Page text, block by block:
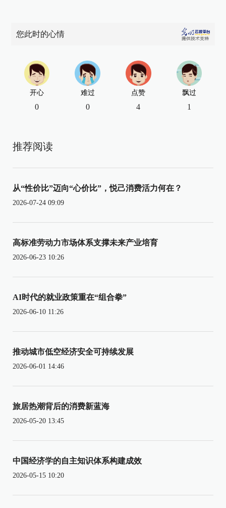
您此时的心情
开心
0
难过
0
点赞
4
飘过
1
推荐阅读
从“性价比”迈向“心价比”，悦己消费活力何在？
2026-07-24 09:09
高标准劳动力市场体系支撑未来产业培育
2026-06-23 10:26
AI时代的就业政策重在“组合拳”
2026-06-10 11:26
推动城市低空经济安全可持续发展
2026-06-01 14:46
旅居热潮背后的消费新蓝海
2026-05-20 13:45
中国经济学的自主知识体系构建成效
2026-05-15 10:20